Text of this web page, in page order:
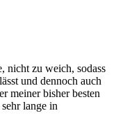
nicht zu weich, sodass
und dennoch auch
meiner bisher besten
lange in